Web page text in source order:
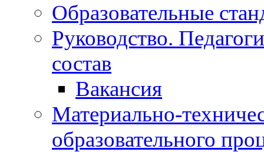
Образовательные
Руководство.
состав
Вакансия
Материально-
образовательного